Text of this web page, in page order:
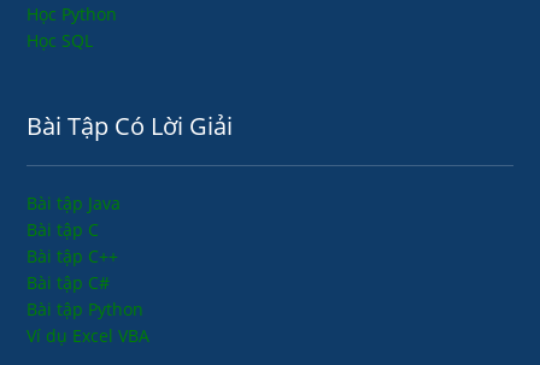
Học Python
Học SQL
Bài Tập Có Lời Giải
Bài tập Java
Bài tập C
Bài tập C++
Bài tập C#
Bài tập Python
Ví dụ Excel VBA